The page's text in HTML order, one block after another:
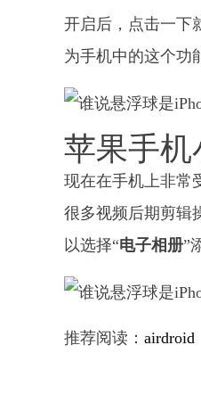
开启后，点击一下
为手机中的这个功
苹果手机
现在在手机上非常
很多视频后期剪辑
以选择“电子相册”
推荐阅读： airdroid